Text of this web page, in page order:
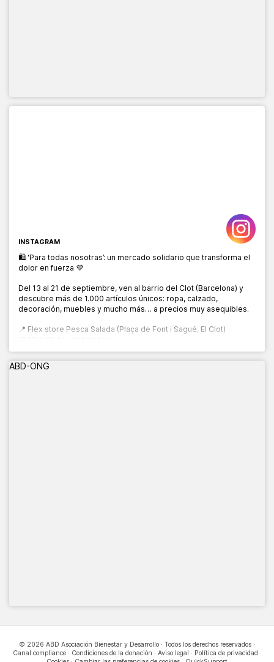
INSTAGRAM
🛍️ ‘Para todas nosotras’: un mercado solidario que transforma el
dolor en fuerza 💜
Del 13 al 21 de septiembre, ven al barrio del Clot (Barcelona) y
descubre más de 1.000 artículos únicos: ropa, calzado,
decoración, muebles y mucho más… a precios muy asequibles.
📍 Flex store Pesca Salada (Plaça de Font i Sagué, El Clot)
🕙 10:00 a 20:00 h
ABD-ONG
© 2026 ABD Asociación Bienestar y Desarrollo · Todos los derechos reservados ·
Canal compliance· Condiciones de la donación · Aviso legal · Política de privacidad ·